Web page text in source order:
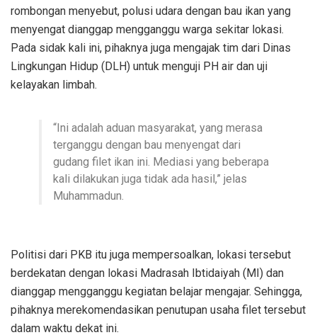
rombongan menyebut, polusi udara dengan bau ikan yang
menyengat dianggap mengganggu warga sekitar lokasi.
Pada sidak kali ini, pihaknya juga mengajak tim dari Dinas
Lingkungan Hidup (DLH) untuk menguji PH air dan uji
kelayakan limbah.
“Ini adalah aduan masyarakat, yang merasa
terganggu dengan bau menyengat dari
gudang filet ikan ini. Mediasi yang beberapa
kali dilakukan juga tidak ada hasil,” jelas
Muhammadun.
Politisi dari PKB itu juga mempersoalkan, lokasi tersebut
berdekatan dengan lokasi Madrasah Ibtidaiyah (MI) dan
dianggap mengganggu kegiatan belajar mengajar. Sehingga,
pihaknya merekomendasikan penutupan usaha filet tersebut
dalam waktu dekat ini.